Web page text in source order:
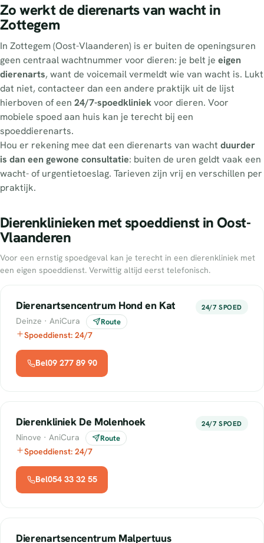
Zo werkt de dierenarts van wacht in
Zottegem
In Zottegem (Oost-Vlaanderen) is er buiten de openingsuren
geen centraal wachtnummer voor dieren: je belt je eigen
dierenarts, want de voicemail vermeldt wie van wacht is. Lukt
dat niet, contacteer dan een andere praktijk uit de lijst
hierboven of een 24/7-spoedkliniekvoor dieren. Voor
mobiele spoed aan huis kan je terecht bij een
spoeddierenarts.
Hou er rekening mee dat een dierenarts van wacht duurder
is dan een gewone consultatie: buiten de uren geldt vaak een
wacht- of urgentietoeslag. Tarieven zijn vrij en verschillen per
praktijk.
Dierenklinieken met spoeddienst in Oost-
Vlaanderen
Voor een ernstig spoedgeval kan je terecht in een dierenkliniek met
een eigen spoeddienst. Verwittig altijd eerst telefonisch.
Dierenartsencentrum Hond en Kat 24/7 SPOED
Deinze · AniCura Route
Spoeddienst: 24/7
Bel09 277 89 90
Dierenkliniek De Molenhoek 24/7 SPOED
Ninove · AniCura Route
Spoeddienst: 24/7
Bel054 33 32 55
Dierenartsencentrum Malpertuus